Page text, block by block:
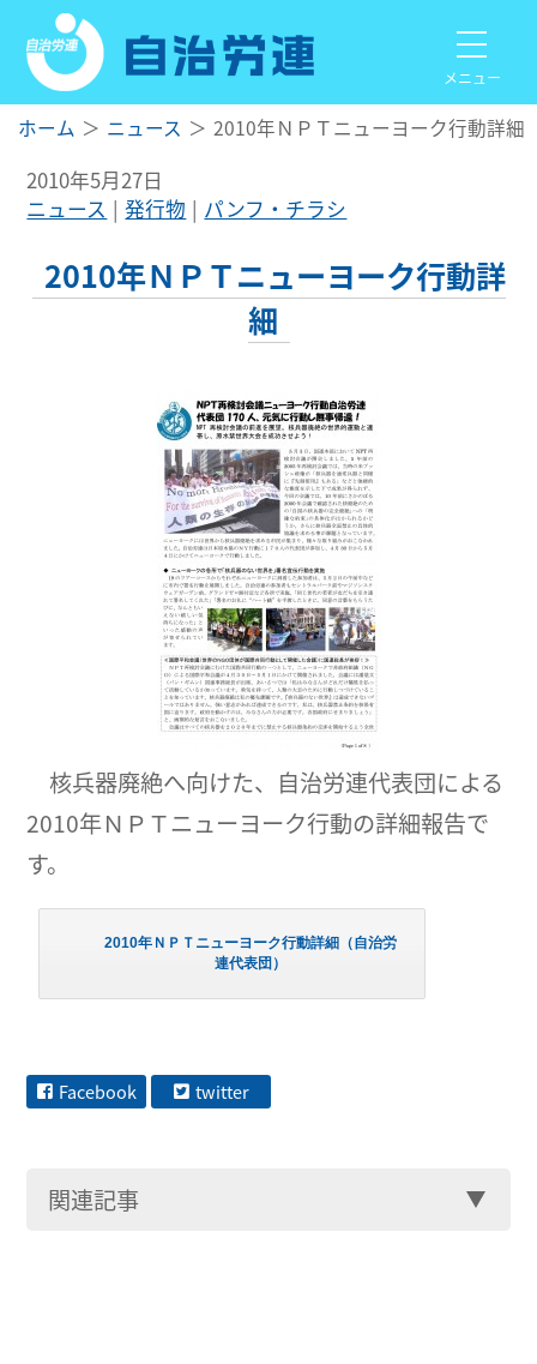
メニュー
ホーム ニュース 2010年ＮＰＴニューヨーク行動詳細
2010年5月27日
ニュース
発行物 パンフ・チラシ
2010年ＮＰＴニューヨーク行動詳
細
核兵器廃絶へ向けた、自治労連代表団による
2010年ＮＰＴニューヨーク行動の詳細報告で
す。
2010年ＮＰＴニューヨーク行動詳細（自治労
連代表団）
Facebook twitter
関連記事